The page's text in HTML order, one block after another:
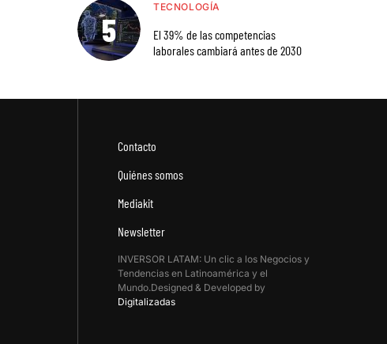
TECNOLOGÍA
El 39% de las competencias
laborales cambiará antes de 2030
Contacto
Quiénes somos
Mediakit
Newsletter
INVERSOR LATAM: Un clic a los Negocios y
Tendencias en Latinoamérica y el
Mundo.Designed & Developed by
Digitalizadas